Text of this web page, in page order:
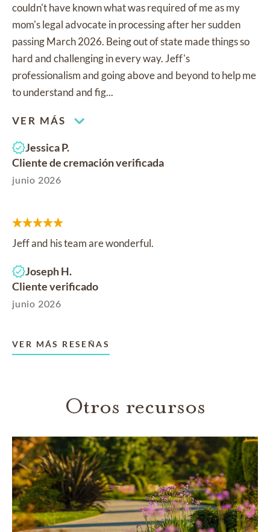
couldn't have known what was required of me as my
mom's legal advocate in processing after her sudden
passing March 2026. Being out of state made things so
hard and challenging in every way. Jeff's
professionalism and going above and beyond to help me
to understand and fig...
VER MÁS
Jessica P.
Cliente de cremación verificada
junio 2026
Jeff and his team are wonderful.
Joseph H.
Cliente verificado
junio 2026
VER MÁS RESEÑAS
Otros recursos